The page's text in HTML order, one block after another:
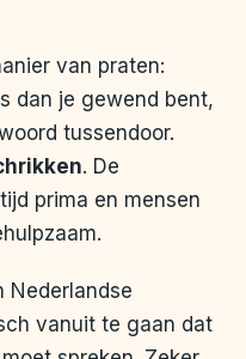
van praten:
dan je gewend bent,
tussendoor.
. De
prima en mensen
Nederlandse
vanuit te gaan dat